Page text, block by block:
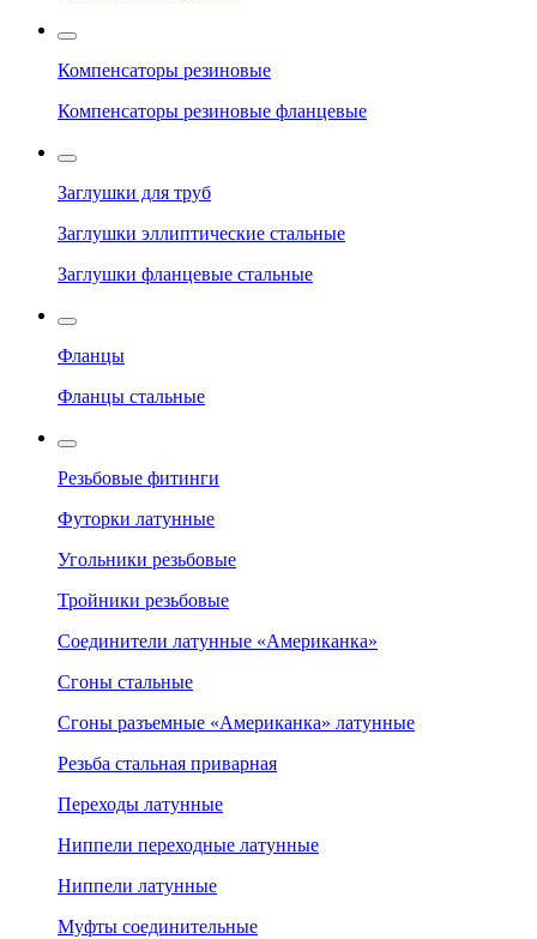
Компенсаторы резиновые
Компенсаторы резиновые фланцевые
Заглушки для труб
Заглушки эллиптические стальные
Заглушки фланцевые стальные
Фланцы
Фланцы стальные
Резьбовые фитинги
Футорки латунные
Угольники резьбовые
Тройники резьбовые
Соединители латунные «Американка»
Сгоны стальные
Сгоны разъемные «Американка» латунные
Резьба стальная приварная
Переходы латунные
Ниппели переходные латунные
Ниппели латунные
Муфты соединительные